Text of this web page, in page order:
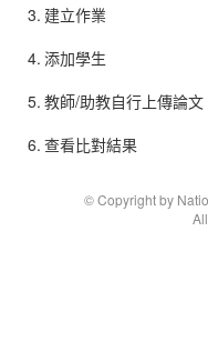
3. 建立作業
4. 添加學生
5. 教師/助教自行上傳論文
6. 查看比對結果
© Copyright by